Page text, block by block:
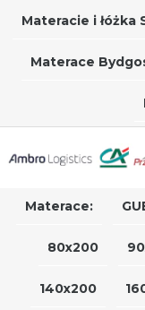
Materacie i łóżka
Materace
Materace:
80x200
140x200